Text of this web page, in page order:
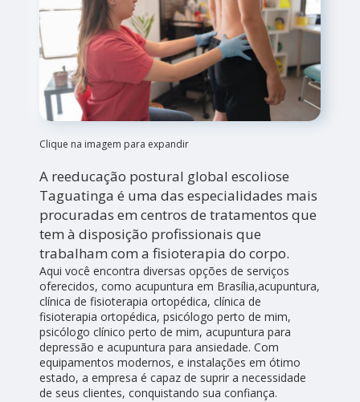
Clique na imagem para expandir
A reeducação postural global escoliose
Taguatinga é uma das especialidades mais
procuradas em centros de tratamentos que
tem à disposição profissionais que
trabalham com a fisioterapia do corpo.
Aqui você encontra diversas opções de serviços
oferecidos, como acupuntura em Brasília,acupuntura,
clínica de fisioterapia ortopédica, clínica de
fisioterapia ortopédica, psicólogo perto de mim,
psicólogo clínico perto de mim, acupuntura para
depressão e acupuntura para ansiedade. Com
equipamentos modernos, e instalações em ótimo
estado, a empresa é capaz de suprir a necessidade
de seus clientes, conquistando sua confiança.